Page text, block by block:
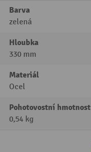
Barva
zelená
Hloubka
330 mm
Materiál
Ocel
Pohotovostní hmotnost
0,54 kg